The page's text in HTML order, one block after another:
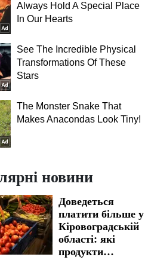
Always Hold A Special Place
In Our Hearts
See The Incredible Physical
Transformations Of These
Stars
The Monster Snake That
Makes Anacondas Look Tiny!
новини
Доведеться
платити більше у
Кіровоградській
області: які
продукти